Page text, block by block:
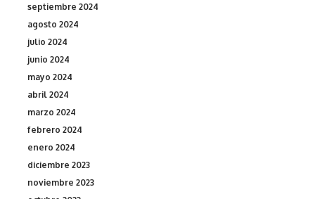
septiembre 2024
agosto 2024
julio 2024
junio 2024
mayo 2024
abril 2024
marzo 2024
febrero 2024
enero 2024
diciembre 2023
noviembre 2023